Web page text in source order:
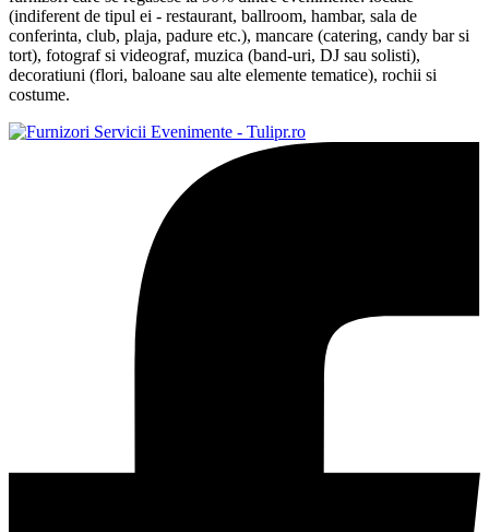
(indiferent de tipul ei - restaurant, ballroom, hambar, sala de
conferinta, club, plaja, padure etc.), mancare (catering, candy bar si
tort), fotograf si videograf, muzica (band-uri, DJ sau solisti),
decoratiuni (flori, baloane sau alte elemente tematice), rochii si
costume.